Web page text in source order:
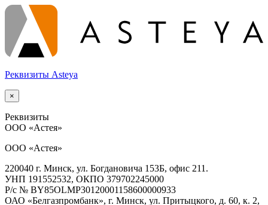
Реквизиты Asteya
×
Реквизиты
ООО «Астея»
ООО «Астея»
220040 г. Минск, ул. Богдановича 153Б, офис 211.
УНП 191552532, ОКПО 379702245000
Р/с № BY85OLMP30120001158600000933
ОАО «Белгазпромбанк», г. Минск, ул. Притыцкого, д. 60, к. 2,